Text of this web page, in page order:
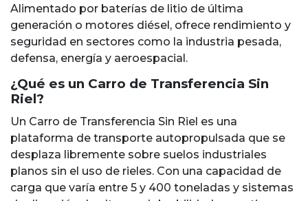
Alimentado por baterías de litio de última
generación o motores diésel, ofrece rendimiento y
seguridad en sectores como la industria pesada,
defensa, energía y aeroespacial.
¿Qué es un Carro de Transferencia Sin
Riel?
Un Carro de Transferencia Sin Riel es una
plataforma de transporte autopropulsada que se
desplaza libremente sobre suelos industriales
planos sin el uso de rieles. Con una capacidad de
carga que varía entre 5 y 400 toneladas y sistemas